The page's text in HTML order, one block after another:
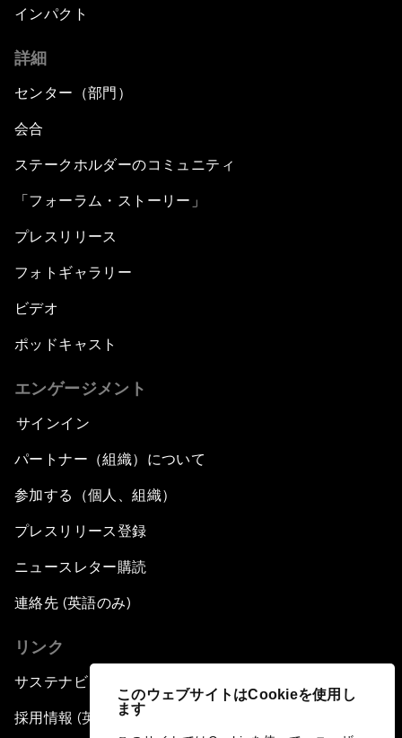
このウェブサイトはCookieを使用し
ます
インパクト
詳細
センター（部門）
会合
ステークホルダーのコミュニティ
「フォーラム・ストーリー」
プレスリリース
フォトギャラリー
ビデオ
ポッドキャスト
エンゲージメント
サインイン
パートナー（組織）について
参加する（個人、組織）
プレスリリース登録
ニュースレター購読
連絡先 (英語のみ)
リンク
サステナビリティへの取り組み
採用情報 (英語のみ)